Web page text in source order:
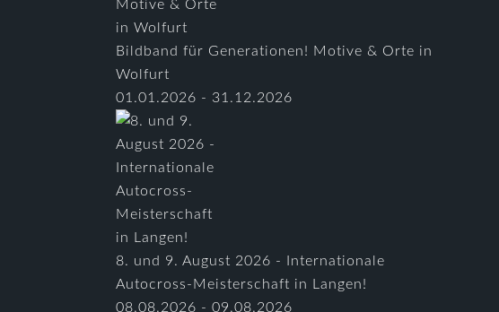
Bildband für Generationen! Motive & Orte in
Wolfurt
01.01.2026 - 31.12.2026
8. und 9. August 2026 - Internationale
Autocross-Meisterschaft in Langen!
08.08.2026 - 09.08.2026